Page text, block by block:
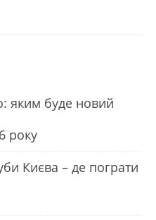
яким буде новий
року
Києва – де пограти